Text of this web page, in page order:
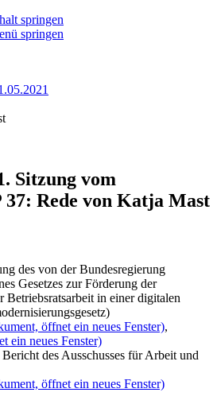
springen
springen
Sitzung vom
37: Rede von Katja Mast
des von der Bundesregierung
Gesetzes zur Förderung der
Betriebsratsarbeit in einer digitalen
öffnet ein neues Fenster),
ein neues Fenster)
des Ausschusses für Arbeit und
öffnet ein neues Fenster)